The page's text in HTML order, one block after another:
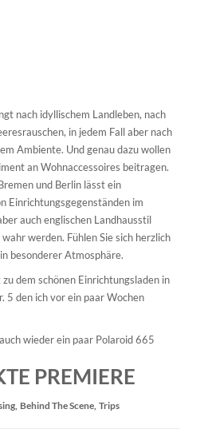
nach idyllischem Landleben, nach
in jedem Fall aber nach
Ambiente. Und genau dazu wollen
an Wohnaccessoires beitragen.
und Berlin lässt ein
Einrichtungsgegenständen im
auch englischen Landhausstil
werden. Fühlen Sie sich herzlich
besonderer Atmosphäre.
dem schönen Einrichtungsladen in
5 den ich vor ein paar Wochen
wieder ein paar Polaroid 665
PREMIERE
, Behind The Scene, Trips